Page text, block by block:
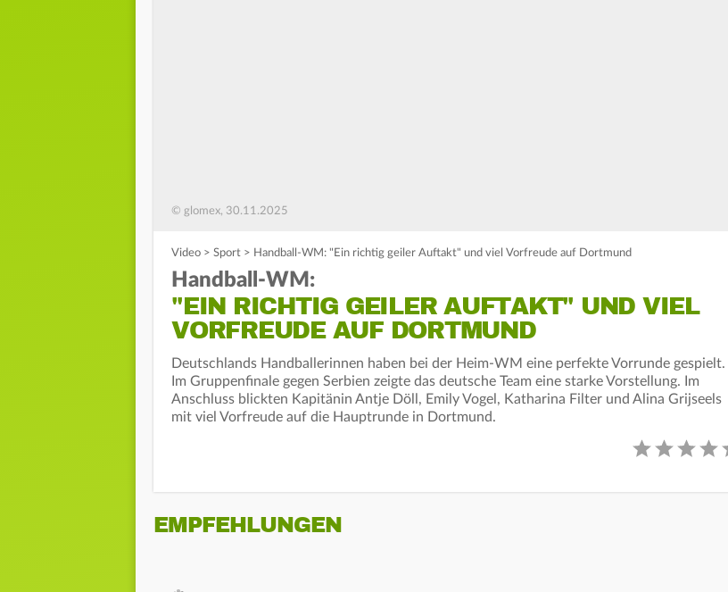
© glomex, 30.11.2025
Video > Sport > Handball-WM: "Ein richtig geiler Auftakt" und viel Vorfreude auf Dortmund
Handball-WM:
"EIN RICHTIG GEILER AUFTAKT" UND VIEL
VORFREUDE AUF DORTMUND
Deutschlands Handballerinnen haben bei der Heim-WM eine perfekte Vorrunde gespielt.
Im Gruppenfinale gegen Serbien zeigte das deutsche Team eine starke Vorstellung. Im
Anschluss blickten Kapitänin Antje Döll, Emily Vogel, Katharina Filter und Alina Grijseels
mit viel Vorfreude auf die Hauptrunde in Dortmund.
EMPFEHLUNGEN